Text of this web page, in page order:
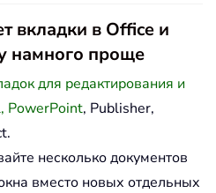
вкладки в Office и
намного проще
для редактирования и
PowerPoint, Publisher,
несколько документов
вместо новых отдельных